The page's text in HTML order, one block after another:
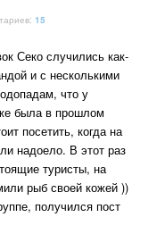
15
Секо случились как-
и с несколькими
что у
была в прошлом
посетить, когда на
надоело. В этот раз
туристы, на
рыб своей кожей ))
получился пост